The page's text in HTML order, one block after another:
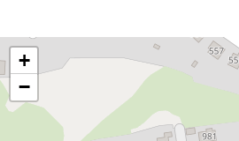
+
−